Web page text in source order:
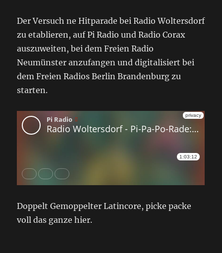
Der Versuch ne Hitparade bei Radio Woltersdorf
zu etablieren, auf Pi Radio und Radio Corax
auszuweiten, bei dem Freien Radio
Neumünster anzufangen und digitalisiert bei
dem Freien Radios Berlin Brandenburg zu
starten.
Doppelt Gemoppelter Latincore, picke packe
voll das ganze hier.